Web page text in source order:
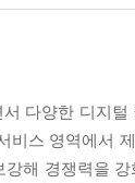
다양한 디지
스 영역에서
해 경쟁력을